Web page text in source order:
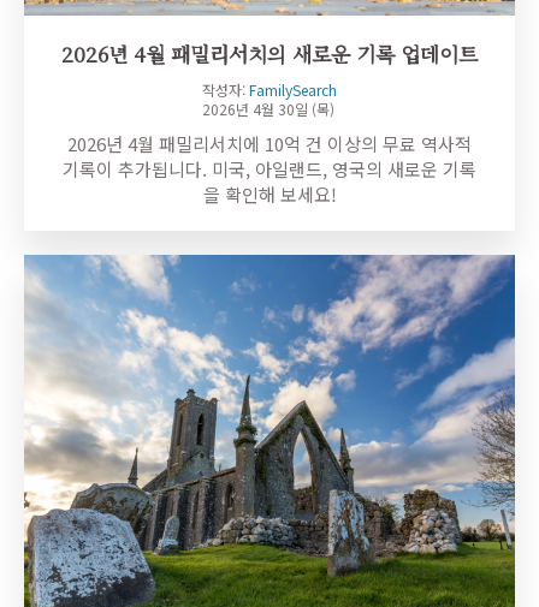
2026년 4월 패밀리서치의 새로운 기록 업데이트
작성자:FamilySearch
2026년 4월 30일 (목)
2026년 4월 패밀리서치에 10억 건 이상의 무료 역사적
기록이 추가됩니다. 미국, 아일랜드, 영국의 새로운 기록
을 확인해 보세요!